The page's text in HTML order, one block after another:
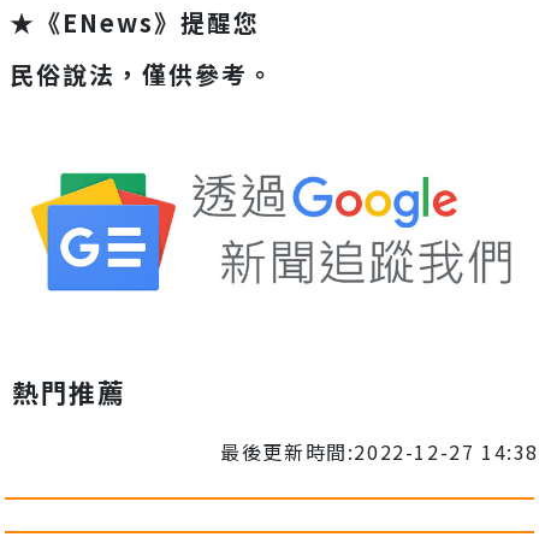
★《ENews》提醒您
民俗說法，僅供參考。
熱門推薦
最後更新時間:2022-12-27 14:38